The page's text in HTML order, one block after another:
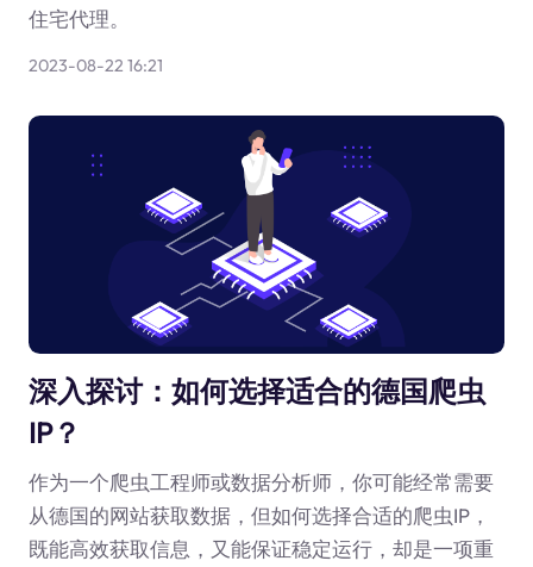
住宅代理。
2023-08-22 16:21
深入探讨：如何选择适合的德国爬虫
IP？
作为一个爬虫工程师或数据分析师，你可能经常需要
从德国的网站获取数据，但如何选择合适的爬虫IP，
既能高效获取信息，又能保证稳定运行，却是一项重